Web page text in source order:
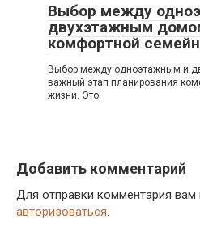
Выбор между
двухэтажным
комфортной
Выбор между одноэтажным и
важный этап планирования
жизни. Это
Добавить комментарий
Для отправки комментария
авторизоваться.